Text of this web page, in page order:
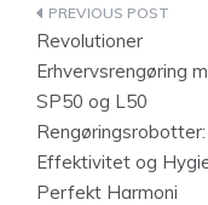
Revolutioner
Erhvervsrengøring
SP50 og L50
Rengøringsrobotter:
Effektivitet og
Perfekt Harmoni